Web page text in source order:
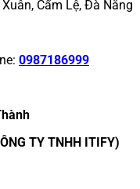
Cẩm Lệ, Đà Nẵng
: 0987186999
TY TNHH ITIFY)